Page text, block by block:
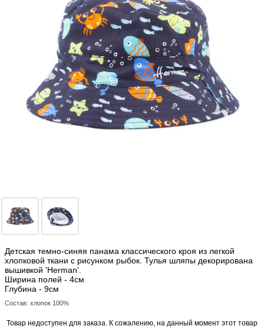
Детская темно-синяя панама классического кроя из легкой
хлопковой ткани с рисунком рыбок. Тулья шляпы декорирована
вышивкой 'Herman'.
Ширина полей - 4см
Глубина - 9см
Состав: хлопок 100%
Товар недоступен для заказа. К сожалению, на данный момент этот товар